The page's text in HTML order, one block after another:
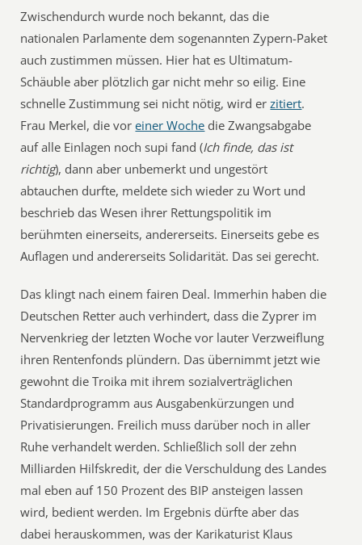
Zwischendurch wurde noch bekannt, das die
nationalen Parlamente dem sogenannten Zypern-Paket
auch zustimmen müssen. Hier hat es Ultimatum-
Schäuble aber plötzlich gar nicht mehr so eilig. Eine
schnelle Zustimmung sei nicht nötig, wird erzitiert.
Frau Merkel, die voreiner Woche die Zwangsabgabe
auf alle Einlagen noch supi fand (Ich finde, das ist
richtig), dann aber unbemerkt und ungestört
abtauchen durfte, meldete sich wieder zu Wort und
beschrieb das Wesen ihrer Rettungspolitik im
berühmten einerseits, andererseits. Einerseits gebe es
Auflagen und andererseits Solidarität. Das sei gerecht.
Das klingt nach einem fairen Deal. Immerhin haben die
Deutschen Retter auch verhindert, dass die Zyprer im
Nervenkrieg der letzten Woche vor lauter Verzweiflung
ihren Rentenfonds plündern. Das übernimmt jetzt wie
gewohnt die Troika mit ihrem sozialverträglichen
Standardprogramm aus Ausgabenkürzungen und
Privatisierungen. Freilich muss darüber noch in aller
Ruhe verhandelt werden. Schließlich soll der zehn
Milliarden Hilfskredit, der die Verschuldung des Landes
mal eben auf 150 Prozent des BIP ansteigen lassen
wird, bedient werden. Im Ergebnis dürfte aber das
dabei herauskommen, was der Karikaturist Klaus